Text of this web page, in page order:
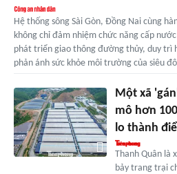
Hệ thống sông Sài Gòn, Đồng Nai cùng
không chỉ đảm nhiệm chức năng cấp
phát triển giao thông đường thủy, duy trì
phản ánh sức khỏe môi trường của siêu
Một xã
mô hơn
lo thành
Thanh Quân là
bảy trang trại